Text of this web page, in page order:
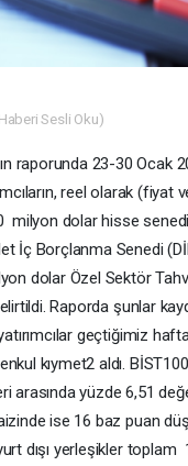
Sesli Oku)
raporunda 23-30 Ocak
reel olarak (fiyat
milyon dolar hisse senedi
İç Borçlanma Senedi
dolar Özel Sektör
Raporda şunlar
geçtiğimiz
kıymet2 aldı.
arasında yüzde 6,51
ise 16 baz puan
dışı yerleşikler